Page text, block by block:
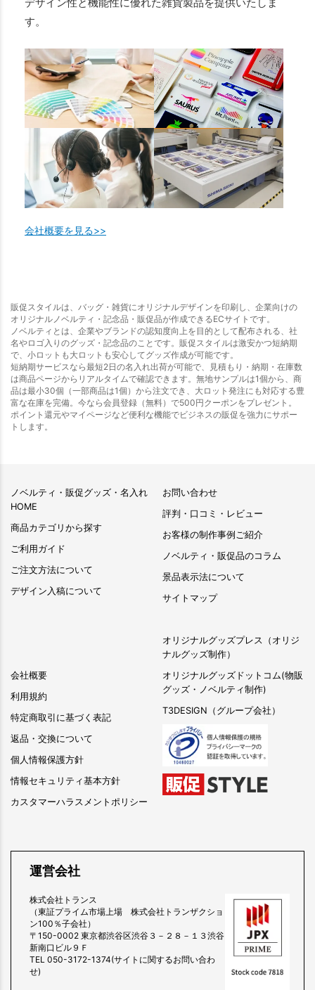
す。
会社概要を見る>>
販促スタイルは、バッグ・雑貨にオリジナルデザインを印刷し、企業向けの
オリジナルノベルティ・記念品・販促品が作成できるECサイトです。
ノベルティとは、企業やブランドの認知度向上を目的として配布される、社
名やロゴ入りのグッズ・記念品のことです。販促スタイルは激安かつ短納期
で、小ロットも大ロットも安心してグッズ作成が可能です。
短納期サービスなら最短2日の名入れ出荷が可能で、見積もり・納期・在庫数
は商品ページからリアルタイムで確認できます。無地サンプルは1個から、商
品は最小30個（一部商品は1個）から注文でき、大ロット発注にも対応する豊
富な在庫を完備。今なら会員登録（無料）で500円クーポンをプレゼント。
ポイント還元やマイページなど便利な機能でビジネスの販促を強力にサポー
トします。
ノベルティ・販促グッズ・名入れ
HOME
商品カテゴリから探す
ご利用ガイド
ご注文方法について
デザイン入稿について
会社概要
利用規約
特定商取引に基づく表記
返品・交換について
個人情報保護方針
情報セキュリティ基本方針
カスタマーハラスメントポリシー
お問い合わせ
評判・口コミ・レビュー
お客様の制作事例ご紹介
ノベルティ・販促品のコラム
景品表示法について
サイトマップ
オリジナルグッズプレス（オリジ
ナルグッズ制作）
オリジナルグッズドットコム(物販
グッズ・ノベルティ制作)
T3DESIGN（グループ会社）
運営会社
株式会社トランス
（東証プライム市場上場 株式会社トランザクショ
ン100％子会社）
〒150-0002 東京都渋谷区渋谷３－２８－１３渋谷
新南口ビル９Ｆ
TEL 050-3172-1374(サイトに関するお問い合わ
せ)